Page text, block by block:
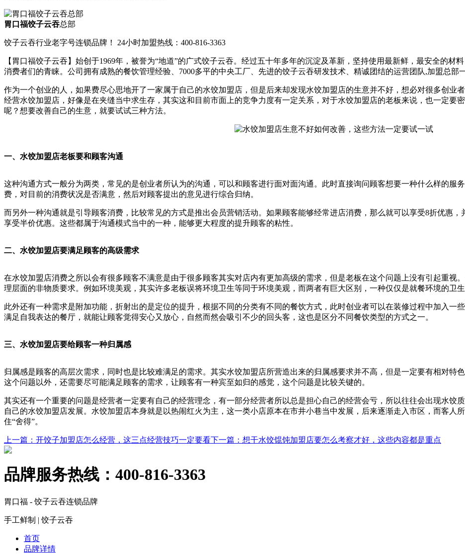
胃口福饺子云吞总部
饺子云吞行业老字号连锁品牌！ 24小时加盟热线：400-816-3363
【胃口福饺子云吞】始创于1969年，被誉为“地道”的广式饺子云吞。经过五十年多年的沉淀及革新，坚持使用最新鲜，最安全的材
消费者们的青睐。公司拥有成熟的餐饮管理经验、7000多平的中央工厂、先进的饺子云吞研发技术、精诚团结的运营团队,加盟总部
作为一个创业的人，如果费尽心思地开了一家属于自己的水饺加盟店，但是后来却发现水饺加盟店的生意并不好，想必对很多创业
经营水饺加盟店，好像是在夹缝当中求生存，其实这和目前市面上的竞争力度有一定关系，对于水饺加盟店的老板来说，也一定要
呢？想要改善自己的生意，就要试试三种方法。
一、水饺加盟店老板要和顾客沟通
这种沟通方式一般分为两类，常见的是创业者所认为的沟通，可以和顾客进行面对面沟通。此时直接询问顾客想要一种什么样的服
费，对目前的消费状况是否满意，然后对顾客提出的意见进行综合归纳。
而另外一种沟通就是引导顾客消费，比较常见的方式是推出会员营销活动。如果顾客能够经常进店消费，那么就可以享受8折优惠
享受半价优惠。这些都属于沟通模式当中的一种，能够更大程度的提升顾客的粘性。
二、水饺加盟店要满足顾客的高级需求
在水饺加盟店消费之所以会有很多顾客不满意是由于很多顾客其实对店内有更加高级的需求，但是老板在这个问题上没有引起重视
理层面的非物质要求。例如环境美观，其实许多老板误将环境卫生等同于环境美观，而两者有巨大区别，一种仅仅是就餐环境的卫
此外还有一种需求是附加功能，折射出的是定位的提升，根据不同的分类有不同的餐饮方式，此时创业者可以在装修过程中加入一
满足自我表达的餐厅，就能让顾客觉得安心又放心，自然而然会吸引不少的回头客，这也是区分不同餐饮类型的方式之一。
三、水饺加盟店要给顾客一种归属感
归属感是顾客的高层次需求，同时也是比较难满足的需求。其实水饺加盟店所营造出来的归属感要求并不高，但是一定要有相对特
这个问题以外，还需要尽可能满足顾客的需求，让顾客有一种宾至如归的感觉，这个问题是比较关键的。
其实还有一个重要的问题是经营者一定要有自己的经营理念，有一部分经营者所以总是担心自己的经营会亏，所以往往会出现水饺
自己的水饺加盟店发展。水饺加盟店本身就是以热闹红火为主，这一类小店原本在市井小巷当中发展，后来逐渐走入市区，而客人
住“舍得”。
上一篇 ：开饺子加盟店怎么经营，这三点经营技巧一定要看下一篇 ：想干水饺馄饨加盟店要怎么考察才好，这些内容都是重点
品牌服务热线： 400-816-3363
胃口福 - 饺子云吞连锁品牌
手工鲜制 | 饺子云吞
首页
品牌详情